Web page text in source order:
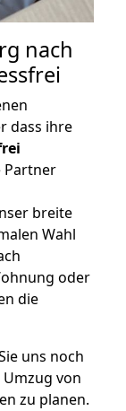
nach
dass ihre
Partner
breite
Wahl
oder
die
uns noch
von
zu planen.